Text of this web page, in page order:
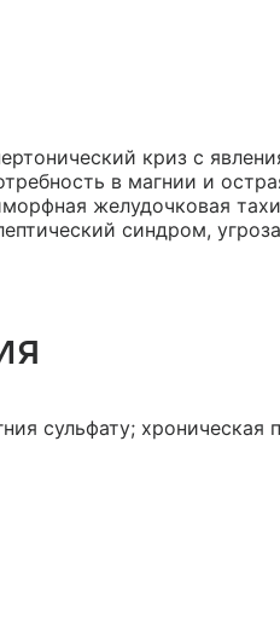
криз с
в магнии и
желудочковая
синдром,
сульфату; хроническая